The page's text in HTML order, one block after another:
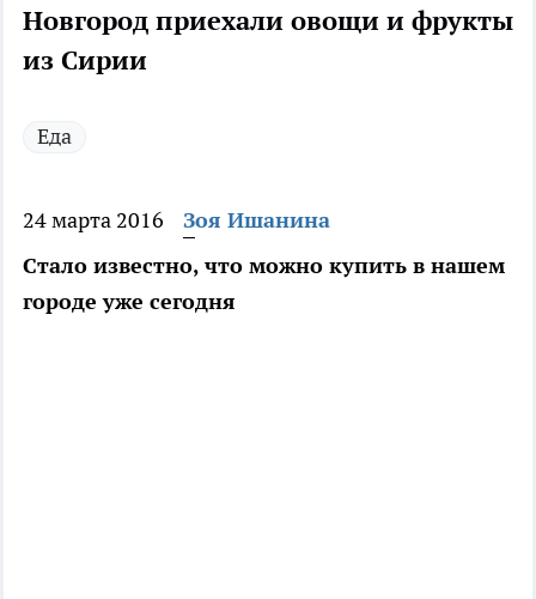
Новгород приехали овощи и фрукты
из Сирии
Еда
24 марта 2016
Зоя Ишанина
Стало известно, что можно купить в нашем
городе уже сегодня